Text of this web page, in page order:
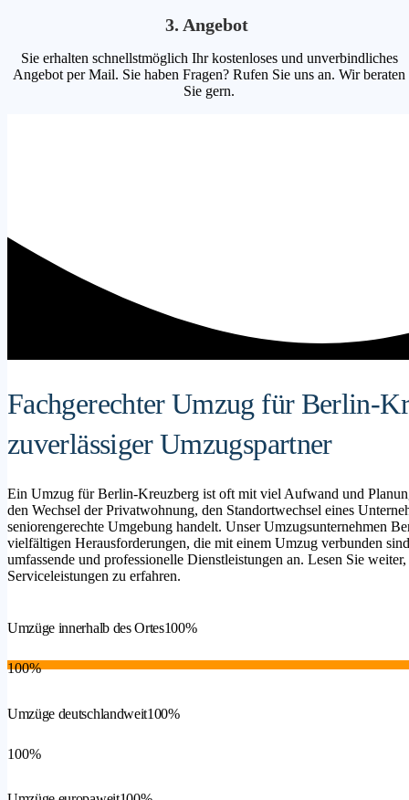
3. Angebot
Sie erhalten schnellstmöglich Ihr kostenloses und unverbindliches
Angebot per Mail. Sie haben Fragen? Rufen Sie uns an. Wir beraten
Sie gern.
Fachgerechter Umzug für Berlin-
zuverlässiger Umzugspartner
Ein Umzug für Berlin-Kreuzberg ist oft mit viel Aufwand und
den Wechsel der Privatwohnung, den Standortwechsel eines
seniorengerechte Umgebung handelt. Unser Umzugsunternehmen
vielfältigen Herausforderungen, die mit einem Umzug verbunden
umfassende und professionelle Dienstleistungen an. Lesen Sie
Serviceleistungen zu erfahren.
Umzüge innerhalb des Ortes100%
100%
Umzüge deutschlandweit100%
100%